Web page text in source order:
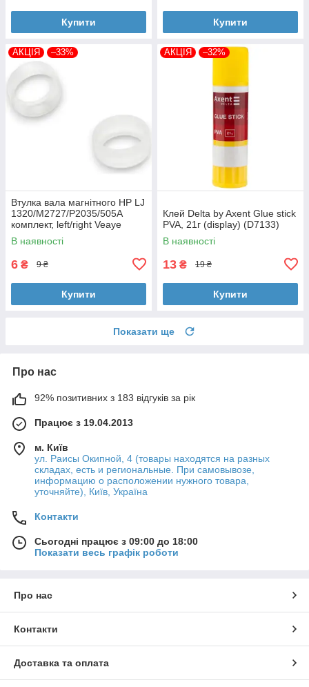
Купити Купити
АКЦІЯ –33%
Втулка вала магнітного HP LJ
1320/M2727/P2035/505A
комплект, left/right Veaye
(BSHMR-505U-VE)
В наявності
6 ₴ 9 ₴
Купити
АКЦІЯ –32%
Клей Delta by Axent Glue stick
PVA, 21г (display) (D7133)
В наявності
13 ₴ 19 ₴
Купити
Показати ще
Про нас
92% позитивних з 183 відгуків за рік
Працює з 19.04.2013
м. Київ
ул. Раисы Окипной, 4 (товары находятся на разных
складах, есть и региональные. При самовывозе,
информацию о расположении нужного товара,
уточняйте), Київ, Україна
Контакти
Сьогодні працює з 09:00 до 18:00
Показати весь графік роботи
Про нас
Контакти
Доставка та оплата